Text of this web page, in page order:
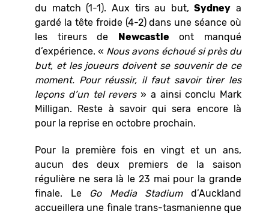
du match (1-1). Aux tirs au but,Sydney a
gardé la tête froide (4-2) dans une séance où
les tireurs de Newcastle ont manqué
d’expérience. « Nous avons échoué si près du
but, et les joueurs doivent se souvenir de ce
moment. Pour réussir, il faut savoir tirer les
leçons d’un tel revers» a ainsi conclu Mark
Milligan. Reste à savoir qui sera encore là
pour la reprise en octobre prochain.
Pour la première fois en vingt et un ans,
aucun des deux premiers de la saison
régulière ne sera là le 23 mai pour la grande
finale. Le Go Media Stadiumd’Auckland
accueillera une finale trans-tasmanienne que